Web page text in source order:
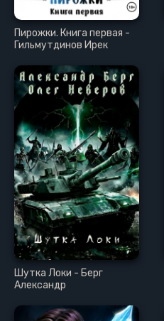
Пирожки. Книга первая -
Гильмутдинов Ирек
Шутка Локи - Берг
Александр